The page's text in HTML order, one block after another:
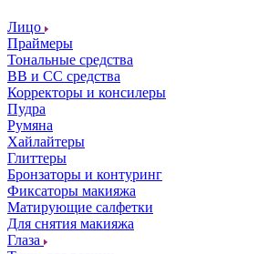
Лицо
Праймеры
Тональные средства
ВВ и СС средства
Корректоры и консилеры
Пудра
Румяна
Хайлайтеры
Глиттеры
Бронзаторы и контуринг
Фиксаторы макияжа
Матирующие салфетки
Для снятия макияжа
Глаза